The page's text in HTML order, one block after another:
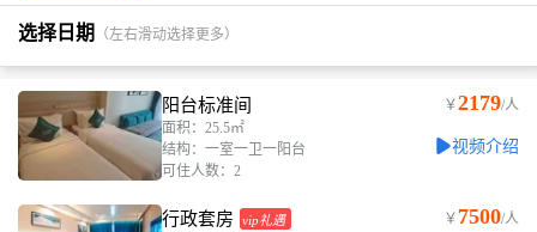
选择日期 （左右滑动选择更多）
阳台标准间
面积：25.5㎡
结构：一室一卫一阳台
可住人数：2
￥2179/人
视频介绍
行政套房 vip礼遇 ￥ 7500/人